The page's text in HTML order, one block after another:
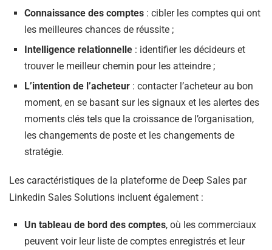
Connaissance des comptes : cibler les comptes qui ont
les meilleures chances de réussite ;
Intelligence relationnelle : identifier les décideurs et
trouver le meilleur chemin pour les atteindre ;
L’intention de l’acheteur : contacter l’acheteur au bon
moment, en se basant sur les signaux et les alertes des
moments clés tels que la croissance de l’organisation,
les changements de poste et les changements de
stratégie.
Les caractéristiques de la plateforme de Deep Sales par
Linkedin Sales Solutions incluent également :
Un tableau de bord des comptes, où les commerciaux
peuvent voir leur liste de comptes enregistrés et leur